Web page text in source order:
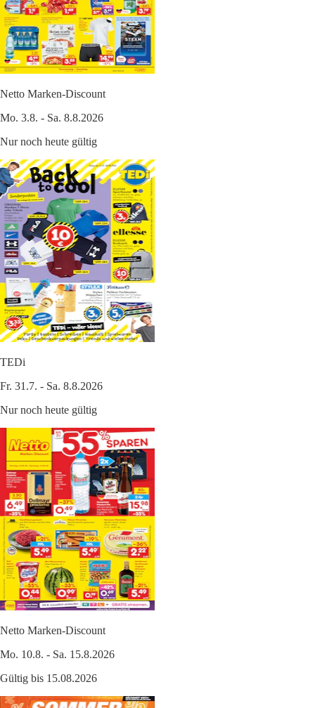
Netto Marken-Discount
Mo. 3.8. - Sa. 8.8.2026
Nur noch heute gültig
TEDi
Fr. 31.7. - Sa. 8.8.2026
Nur noch heute gültig
Netto Marken-Discount
Mo. 10.8. - Sa. 15.8.2026
Gültig bis 15.08.2026